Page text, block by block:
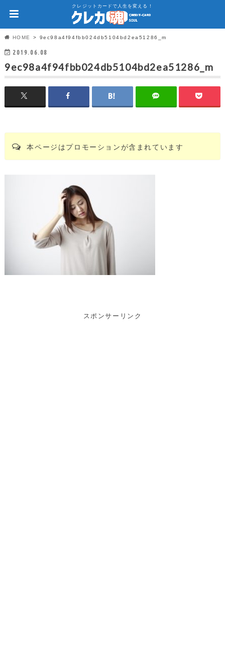
クレジットカードで人生を変える！
HOME 9ec98a4f94fbb024db5104bd2ea51286_m
2019.06.08
9ec98a4f94fbb024db5104bd2ea51286_m
本ページはプロモーションが含まれています
スポンサーリンク